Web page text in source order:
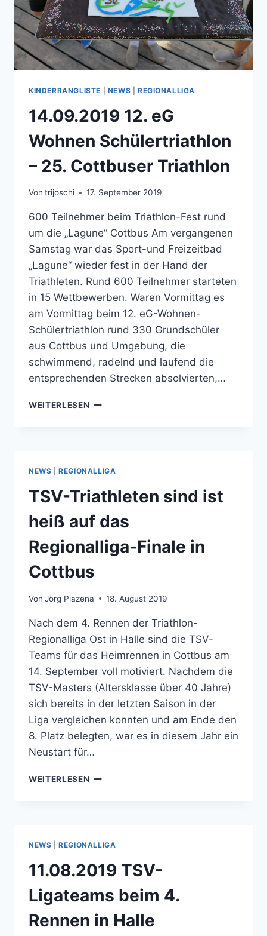
KINDERRANGLISTE NEWS REGIONALLIGA
14.09.2019 12. eG
Wohnen Schülertriathlon
– 25. Cottbuser Triathlon
Von trijoschi 17. September 2019
600 Teilnehmer beim Triathlon-Fest rund
um die „Lagune“ Cottbus Am vergangenen
Samstag war das Sport-und Freizeitbad
„Lagune“ wieder fest in der Hand der
Triathleten. Rund 600 Teilnehmer starteten
in 15 Wettbewerben. Waren Vormittag es
am Vormittag beim 12. eG-Wohnen-
Schülertriathlon rund 330 Grundschüler
aus Cottbus und Umgebung, die
schwimmend, radelnd und laufend die
entsprechenden Strecken absolvierten,…
WEITERLESEN 14.09.2019
COTTBUSER
TRIATHLON
NEWS |REGIONALLIGA
TSV-Triathleten sind ist
heiß auf das
Regionalliga-Finale in
Cottbus
Von Jörg Piazena 18. August 2019
Nach dem 4. Rennen der Triathlon-
Regionalliga Ost in Halle sind die TSV-
Teams für das Heimrennen in Cottbus am
14. September voll motiviert. Nachdem die
TSV-Masters (Altersklasse über 40 Jahre)
sich bereits in der letzten Saison in der
Liga vergleichen konnten und am Ende den
8. Platz belegten, war es in diesem Jahr ein
Neustart für…
WEITERLESEN TSV-
EGIONALLIGA-F
INALE I
OTTBUS
NEWS |REGIONALLIGA
11.08.2019 TSV-
Ligateams beim 4.
Rennen in Halle